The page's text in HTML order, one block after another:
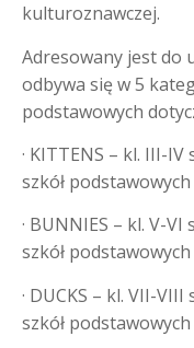
kulturoznawczej.
Adresowany jest do
odbywa się w 5
podstawowych
· KITTENS – kl. III-
szkół podstawowych
· BUNNIES – kl. V-
szkół podstawowych
· DUCKS – kl. VII-
szkół podstawowych